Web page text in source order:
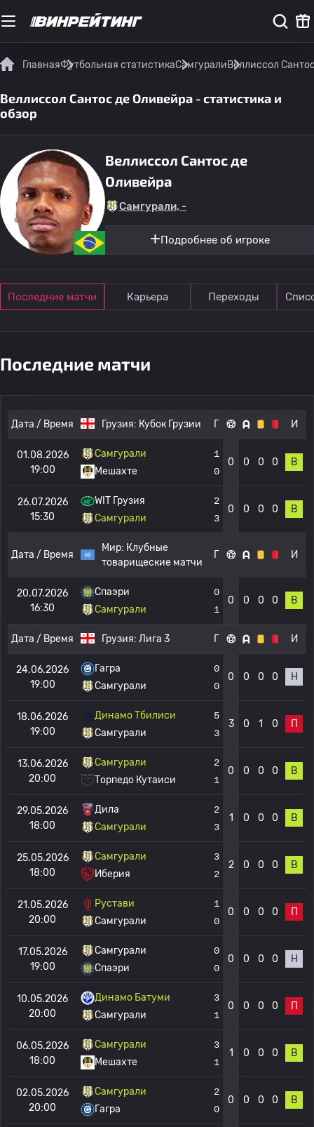
ГлавнаяФутбольная статистикаСамгуралиВеллиссол
Веллиссол Сантос де Оливейра - статистика и
обзор
Веллиссол Сантос де
Оливейра
Самгурали, -
Подробнее об игроке
Последние матчи Карьера Переходы
Последние матчи
Дата / Время Грузия: Кубок Грузии Г И
01.08.2026
19:00
Самгурали
Мешахте
1
0
0 0 0 0 В
26.07.2026
15:30
WIT Грузия
Самгурали
2
3
0 0 0 0 В
Дата / Время
Мир: Клубные
товарищеские матчи
Г И
20.07.2026
16:30
Спаэри
Самгурали
0
1
0 0 0 0 В
Дата / Время Грузия: Лига 3 Г И
24.06.2026
19:00
Гагра
Самгурали
0
0
0 0 0 0 Н
18.06.2026
19:00
Динамо Тбилиси
Самгурали
5
3
3 0 1 0 П
13.06.2026
20:00
Самгурали
Торпедо Кутаиси
2
1
0 0 0 0 В
29.05.2026
18:00
Дила
Самгурали
2
3
1 0 0 0 В
25.05.2026
18:00
Самгурали
Иберия
3
2
2 0 0 0 В
21.05.2026
20:00
Рустави
Самгурали
1
0
0 0 0 0 П
17.05.2026
19:00
Самгурали
Спаэри
0
0
0 0 0 0 Н
10.05.2026
20:00
Динамо Батуми
Самгурали
3
1
0 0 0 0 П
06.05.2026
18:00
Самгурали
Мешахте
3
1
1 0 0 0 В
02.05.2026
20:00
Самгурали
Гагра
2
0
0 0 0 0 В